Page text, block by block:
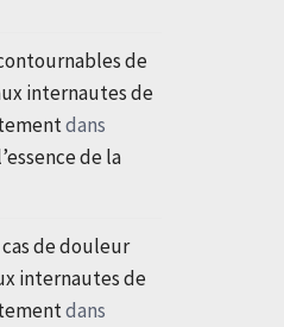
de
internautes de
dans
de la
de douleur
internautes de
dans